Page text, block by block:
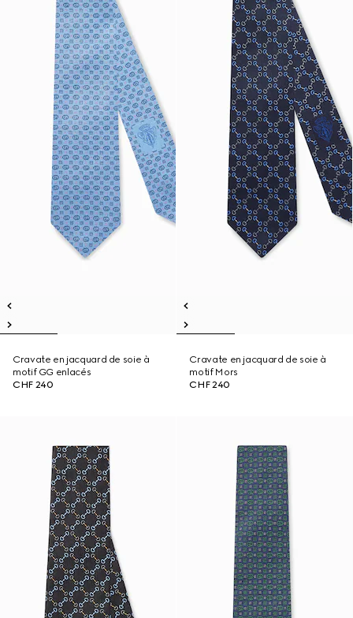
Cravate en jacquard de soie à
motif GG enlacés
CHF 240
Cravate en jacquard de soie à
motif Mors
CHF 240